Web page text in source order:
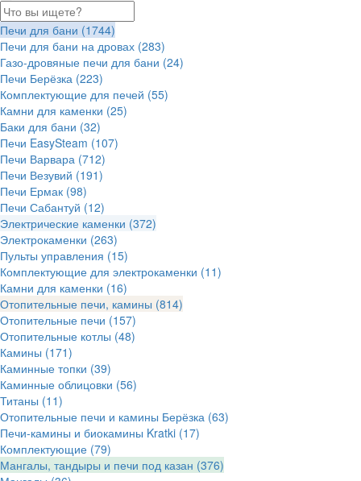
Печи для бани (1744)
Печи для бани на дровах (283)
Газо-дровяные печи для бани (24)
Печи Берёзка (223)
Комплектующие для печей (55)
Камни для каменки (25)
Баки для бани (32)
Печи EasySteam (107)
Печи Варвара (712)
Печи Везувий (191)
Печи Ермак (98)
Печи Сабантуй (12)
Электрические каменки (372)
Электрокаменки (263)
Пульты управления (15)
Комплектующие для электрокаменки (11)
Камни для каменки (16)
Отопительные печи, камины (814)
Отопительные печи (157)
Отопительные котлы (48)
Камины (171)
Каминные топки (39)
Каминные облицовки (56)
Титаны (11)
Отопительные печи и камины Берёзка (63)
Печи-камины и биокамины Kratki (17)
Комплектующие (79)
Мангалы, тандыры и печи под казан (376)